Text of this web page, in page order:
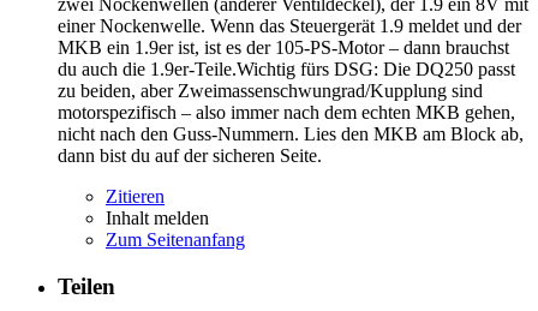
einer Nockenwelle. Wenn das Steuergerät 1.9 meldet und der
MKB ein 1.9er ist, ist es der 105-PS-Motor – dann brauchst
du auch die 1.9er-Teile.Wichtig fürs DSG: Die DQ250 passt
zu beiden, aber Zweimassenschwungrad/Kupplung sind
motorspezifisch – also immer nach dem echten MKB gehen,
nicht nach den Guss-Nummern. Lies den MKB am Block ab,
dann bist du auf der sicheren Seite.
Zitieren
Inhalt melden
Zum Seitenanfang
Teilen